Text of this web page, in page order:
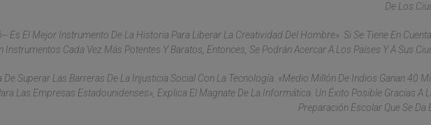
De Los
Es El Mejor Instrumento De La Historia Para Liberar La Creatividad Del Hombre». Si Se Tiene En
Instrumentos Cada Vez Más Potentes Y Baratos, Entonces, Se Podrán Acercar A Los Países Y A Sus
De Superar Las Barreras De La Injusticia Social Con La Tecnología. «Medio Millón De Indios Ganan 40
Las Empresas Estadounidenses», Explica El Magnate De La Informática. Un Éxito Posible Gracias A
Preparación Escolar Que Se Da